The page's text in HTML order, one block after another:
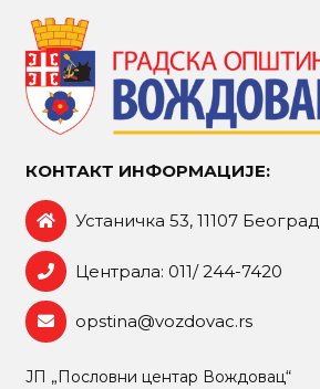
КОНТАКТ ИНФОРМАЦИЈЕ:
Устаничка 53, 11107 Београд
Централа: 011/ 244-7420
opstina@vozdovac.rs
ЈП „Пословни центар Вождовац“